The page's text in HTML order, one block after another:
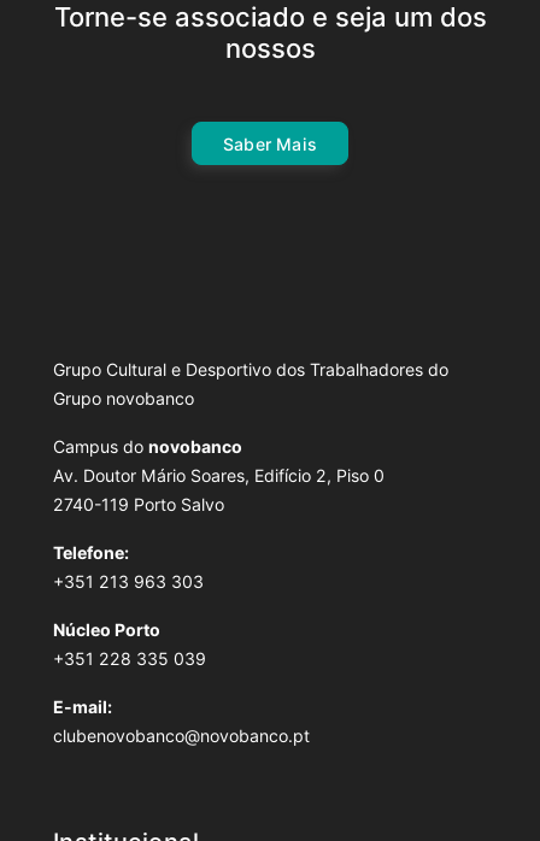
Torne-se associado e seja um dos
nossos
Saber Mais
Grupo Cultural e Desportivo dos Trabalhadores do
Grupo novobanco
Campus do novobanco
Av. Doutor Mário Soares, Edifício 2, Piso 0
2740-119 Porto Salvo
Telefone:
+351 213 963 303
Núcleo Porto
+351 228 335 039
E-mail:
clubenovobanco@novobanco.pt